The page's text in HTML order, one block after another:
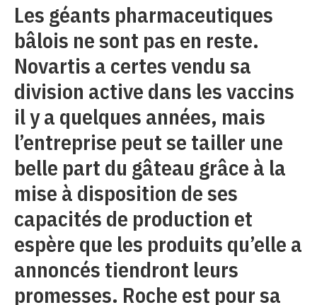
Les géants pharmaceutiques
bâlois ne sont pas en reste.
Novartis a certes vendu sa
division active dans les vaccins
il y a quelques années, mais
l’entreprise peut se tailler une
belle part du gâteau grâce à la
mise à disposition de ses
capacités de production et
espère que les produits qu’elle a
annoncés tiendront leurs
promesses. Roche est pour sa